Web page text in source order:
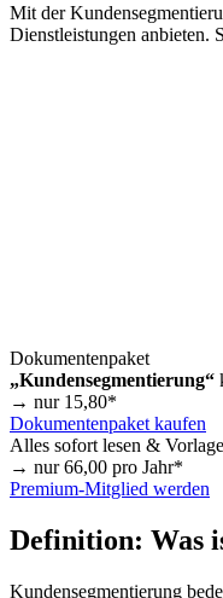
Mit der
Dienstleistungen anbieten.
Dokumentenpaket
„Kundensegmentierung“
→ nur 15,80*
Dokumentenpaket kaufen
Alles sofort lesen &
→ nur66,00 pro Jahr*
Premium-Mitglied werden
Definition: Was
Kundensegmentierung